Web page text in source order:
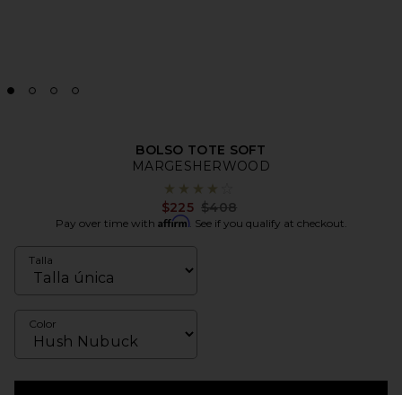
BOLSO TOTE SOFT
MARGESHERWOOD
$225 Previous price:
$408
Pay over time with Affirm. See if you qualify at checkout.
Talla
Color